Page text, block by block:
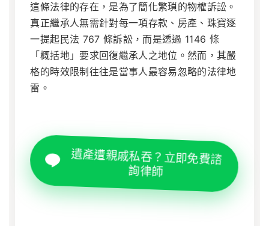
這條法律的存在，是為了簡化繁瑣的物權訴訟。
真正繼承人無需針對每一項存款、房產、珠寶逐
一提起民法 767 條訴訟，而是透過 1146 條
「概括地」要求回復繼承人之地位。然而，其嚴
格的時效限制往往是當事人最容易忽略的法律地
雷。
遺產遭親戚私吞？立即免費諮
詢律師